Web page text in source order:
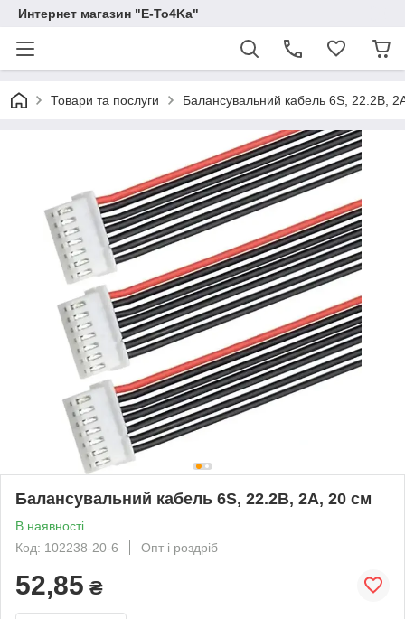
Интернет магазин "E-To4Ka"
Товари та послуги Балансувальний кабель 6S, 22.2В,
Балансувальний кабель 6S, 22.2В, 2А, 20 см
В наявності
Код: 102238-20-6
Опт і роздріб
52,85 ₴